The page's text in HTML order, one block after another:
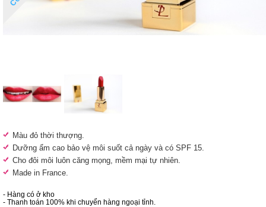
Màu đỏ thời thượng.
Dưỡng ẩm cao bảo vệ môi suốt cả ngày và có SPF 15.
Cho đôi môi luôn căng mọng, mềm mại tự nhiên.
Made in France.
- Hàng có ở kho
- Thanh toán 100% khi chuyển hàng ngoại tỉnh.